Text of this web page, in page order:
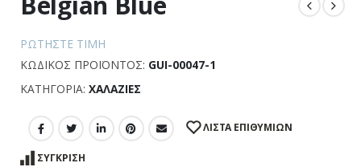
ΡΩΤΉΣΤΕ ΤΙΜΉ
ΚΩΔΙΚΌΣ ΠΡΟΪΌΝΤΟΣ: GUI-00047-1
ΚΑΤΗΓΟΡΊΑ: ΧΑΛΑΖΊΕΣ
ΛΊΣΤΑ ΕΠΙΘΥΜΙΏΝ
ΣΎΓΚΡΙΣΗ